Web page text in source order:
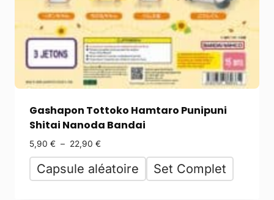
Gashapon Tottoko Hamtaro Punipuni
Shitai Nanoda Bandai
5,90 € – 22,90 €
Capsule aléatoire Set Complet